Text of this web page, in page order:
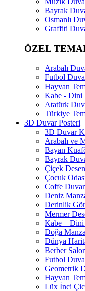
Bayrak
Osmanlı
Graffiti
ÖZEL
Arabalı
Futbol
Hayvan
Kabe - Dini
Atatürk
Türkiye
3D Duvar Posteri
3D Duvar
Arabalı ve
Bayan
Bayrak
Çiçek
Çocuk
Coffe Duvar
Deniz
Derinlik
Mermer
Kabe – Dini
Doğa
Dünya
Berber
Futbol
Geometrik
Hayvan
Lüx İnci